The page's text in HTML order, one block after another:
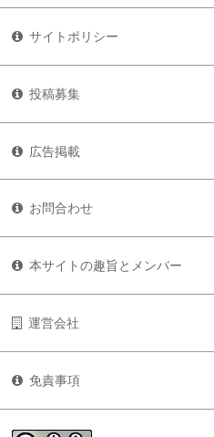
サイトポリシー
投稿募集
広告掲載
お問合わせ
本サイトの趣旨とメンバー
運営会社
免責事項